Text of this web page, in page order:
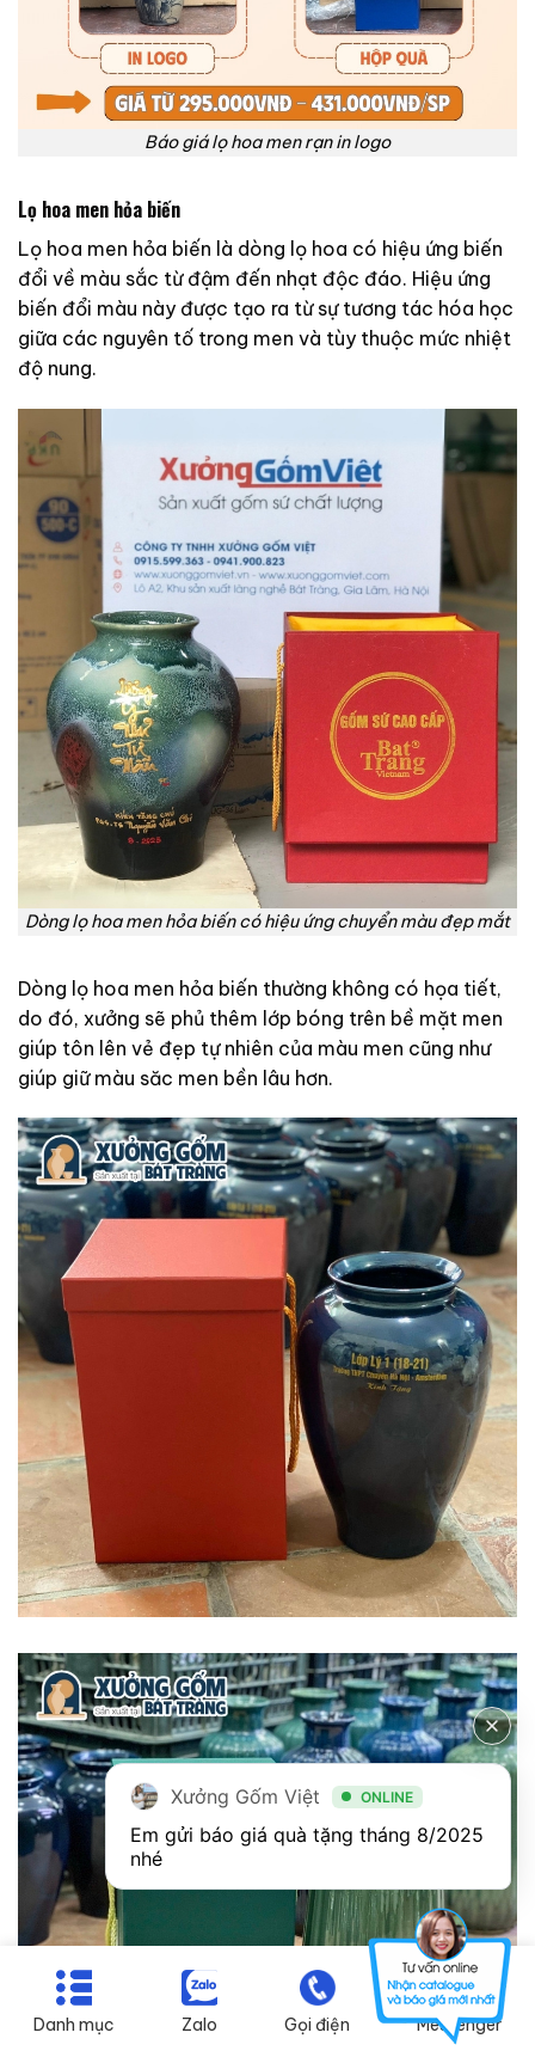
Báo giá lọ hoa men rạn in logo
Lọ hoa men hỏa biến
Lọ hoa men hỏa biến là dòng lọ hoa có hiệu ứng biến
đổi về màu sắc từ đậm đến nhạt độc đáo. Hiệu ứng
biến đổi màu này được tạo ra từ sự tương tác hóa học
giữa các nguyên tố trong men và tùy thuộc mức nhiệt
độ nung.
Dòng lọ hoa men hỏa biến có hiệu ứng chuyển màu đẹp mắt
Dòng lọ hoa men hỏa biến thường không có họa tiết,
do đó, xưởng sẽ phủ thêm lớp bóng trên bề mặt men
giúp tôn lên vẻ đẹp tự nhiên của màu men cũng như
giúp giữ màu săc men bền lâu hơn.
Danh mục Zalo Gọi điện Messenger
Xưởng Gốm Việt ONLINE
Em gửi báo giá quà tặng tháng 8/2025
nhé